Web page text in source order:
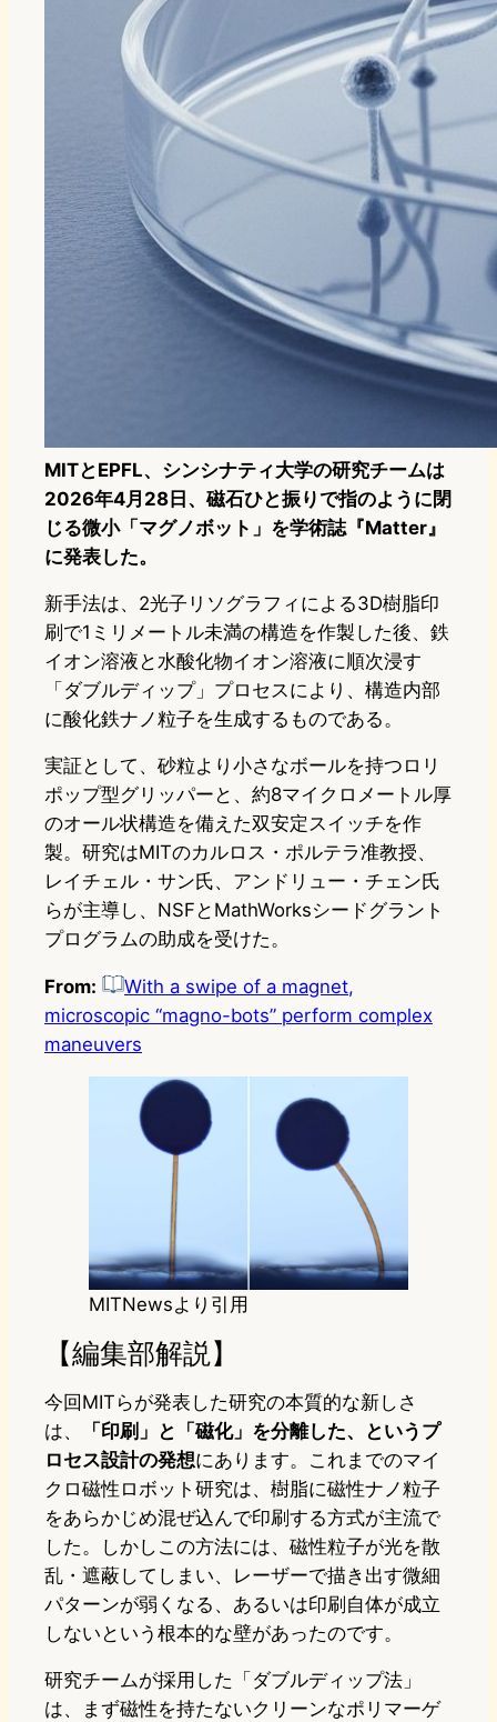
MITとEPFL、シンシナティ大学の研究チームは
2026年4月28日、磁石ひと振りで指のように閉
じる微小「マグノボット」を学術誌『Matter』
に発表した。
新手法は、2光子リソグラフィによる3D樹脂印
刷で1ミリメートル未満の構造を作製した後、鉄
イオン溶液と水酸化物イオン溶液に順次浸す
「ダブルディップ」プロセスにより、構造内部
に酸化鉄ナノ粒子を生成するものである。
実証として、砂粒より小さなボールを持つロリ
ポップ型グリッパーと、約8マイクロメートル厚
のオール状構造を備えた双安定スイッチを作
製。研究はMITのカルロス・ポルテラ准教授、
レイチェル・サン氏、アンドリュー・チェン氏
らが主導し、NSFとMathWorksシードグラント
プログラムの助成を受けた。
From:
With a swipe of a magnet,
microscopic “magno-bots” perform complex
maneuvers
MITNewsより引用
【編集部解説】
今回MITらが発表した研究の本質的な新しさ
は、
「印刷」と「磁化」を分離した、というプ
ロセス設計の発想にあります。これまでのマイ
クロ磁性ロボット研究は、樹脂に磁性ナノ粒子
をあらかじめ混ぜ込んで印刷する方式が主流で
した。しかしこの方法には、磁性粒子が光を散
乱・遮蔽してしまい、レーザーで描き出す微細
パターンが弱くなる、あるいは印刷自体が成立
しないという根本的な壁があったのです。
研究チームが採用した「ダブルディップ法」
は、まず磁性を持たないクリーンなポリマーゲ